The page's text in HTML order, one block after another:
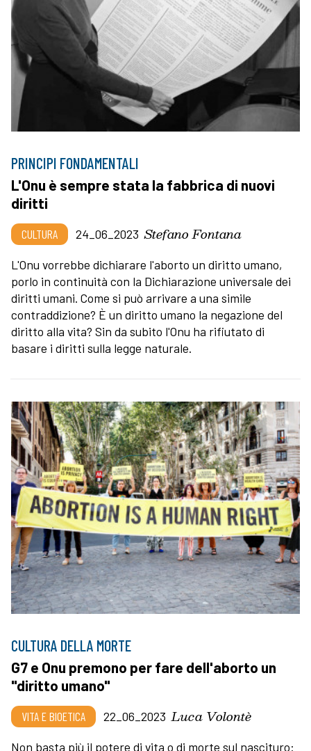
PRINCIPI FONDAMENTALI
L'Onu è sempre stata la fabbrica di nuovi
diritti
CULTURA 24_06_2023 Stefano Fontana
L'Onu vorrebbe dichiarare l'aborto un diritto umano,
porlo in continuità con la Dichiarazione universale dei
diritti umani. Come si può arrivare a una simile
contraddizione? È un diritto umano la negazione del
diritto alla vita? Sin da subito l'Onu ha rifiutato di
basare i diritti sulla legge naturale.
CULTURA DELLA MORTE
G7 e Onu premono per fare dell'aborto un
"diritto umano"
VITA E BIOETICA 22_06_2023 Luca Volontè
Non basta più il potere di vita o di morte sul nascituro: